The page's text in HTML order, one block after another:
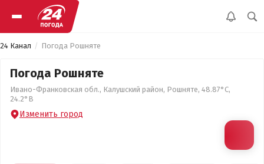
24 Канал Погода Рошняте
Погода Рошняте
Ивано-Франковская обл., Калушский район, Рошняте, 48.87°С,
24.2°В
Изменить город